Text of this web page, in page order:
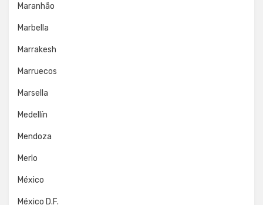
Maranhão
Marbella
Marrakesh
Marruecos
Marsella
Medellín
Mendoza
Merlo
México
México D.F.